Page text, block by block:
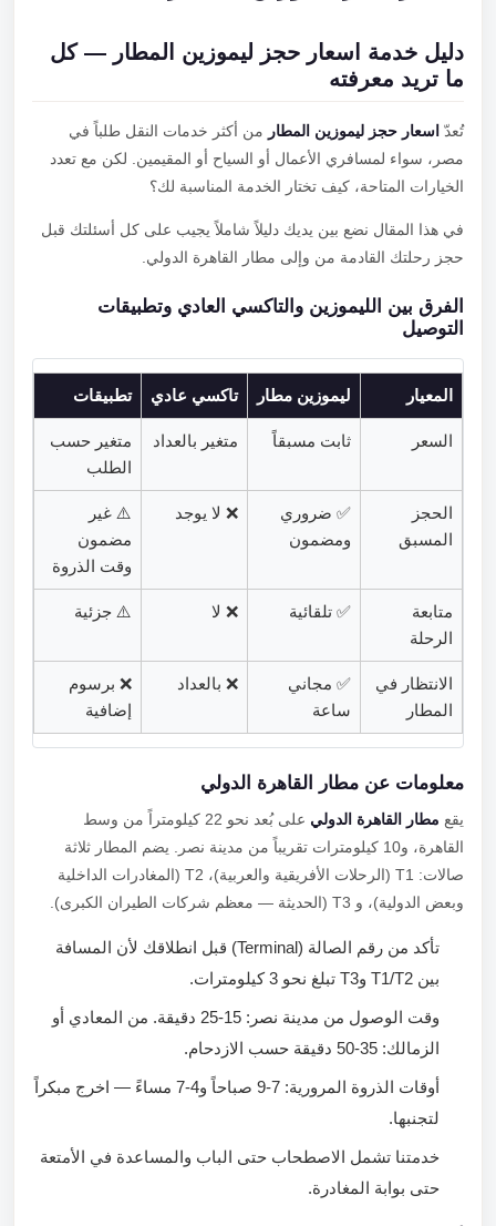
دليل خدمة اسعار حجز ليموزين المطار — كل
ما تريد معرفته
تُعدّاسعار حجز ليموزين المطارمن أكثر خدمات النقل طلباً في
مصر، سواء لمسافري الأعمال أو السياح أو المقيمين. لكن مع تعدد
الخيارات المتاحة، كيف تختار الخدمة المناسبة لك؟
في هذا المقال نضع بين يديك دليلاً شاملاً يجيب على كل أسئلتك قبل
حجز رحلتك القادمة من وإلى مطار القاهرة الدولي.
الفرق بين الليموزين والتاكسي العادي وتطبيقات
التوصيل
المعيار ليموزين مطار تاكسي عادي تطبيقات
السعر ثابت مسبقاً متغير بالعداد
متغير حسب
الطلب
الحجز
المسبق
✅ ضروري
ومضمون
❌ لا يوجد
⚠️ غير
مضمون
وقت الذروة
متابعة
الرحلة
✅ تلقائية ❌ لا ⚠️ جزئية
الانتظار في
المطار
✅ مجاني
ساعة
❌ بالعداد
❌ برسوم
إضافية
معلومات عن مطار القاهرة الدولي
يقعمطار القاهرة الدولي
على بُعد نحو 22 كيلومتراً من وسط
القاهرة، و10 كيلومترات تقريباً من مدينة نصر. يضم المطار ثلاثة
صالات: T1 (الرحلات الأفريقية والعربية)، T2 (المغادرات الداخلية
وبعض الدولية)، و T3 (الحديثة — معظم شركات الطيران الكبرى).
تأكد من رقم الصالة (Terminal) قبل انطلاقك لأن المسافة
بين T1/T2 وT3 تبلغ نحو 3 كيلومترات.
وقت الوصول من مدينة نصر: 15-25 دقيقة. من المعادي أو
الزمالك: 35-50 دقيقة حسب الازدحام.
أوقات الذروة المرورية: 7-9 صباحاً و4-7 مساءً — اخرج مبكراً
لتجنبها.
خدمتنا تشمل الاصطحاب حتى الباب والمساعدة في الأمتعة
حتى بوابة المغادرة.